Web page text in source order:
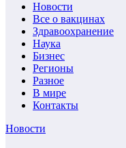
Новости
Все о вакцинах
Здравоохранение
Наука
Бизнес
Регионы
Разное
В мире
Контакты
Новости